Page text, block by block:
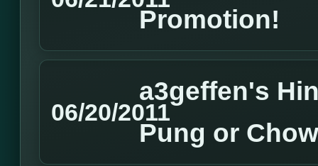
Promotion!
06/20/2011
a3geffen's
Pung or Chow